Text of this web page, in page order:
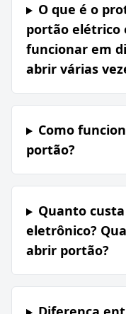
O que é o
portão elétrico
funcionar em
abrir várias
Como
portão?
Quanto
eletrônico?
abrir portão?